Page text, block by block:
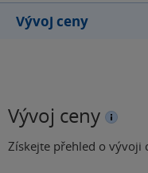
Vývoj ceny
Vývoj ceny
Získejte přehled o vývoji